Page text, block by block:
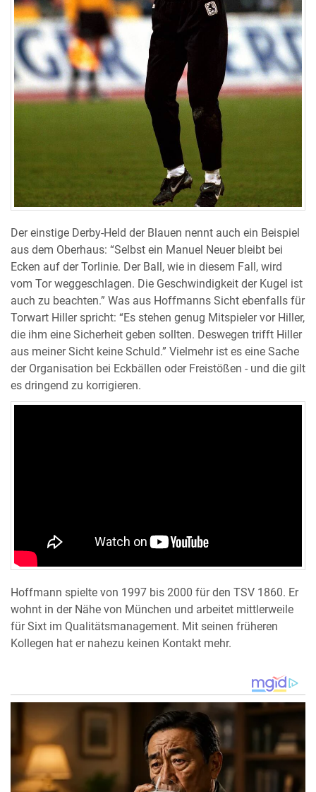
Der einstige Derby-Held der Blauen nennt auch ein Beispiel
aus dem Oberhaus: “Selbst ein Manuel Neuer bleibt bei
Ecken auf der Torlinie. Der Ball, wie in diesem Fall, wird
vom Tor weggeschlagen. Die Geschwindigkeit der Kugel ist
auch zu beachten.” Was aus Hoffmanns Sicht ebenfalls für
Torwart Hiller spricht: “Es stehen genug Mitspieler vor Hiller,
die ihm eine Sicherheit geben sollten. Deswegen trifft Hiller
aus meiner Sicht keine Schuld.” Vielmehr ist es eine Sache
der Organisation bei Eckbällen oder Freistößen - und die gilt
es dringend zu korrigieren.
Hoffmann spielte von 1997 bis 2000 für den TSV 1860. Er
wohnt in der Nähe von München und arbeitet mittlerweile
für Sixt im Qualitätsmanagement. Mit seinen früheren
Kollegen hat er nahezu keinen Kontakt mehr.